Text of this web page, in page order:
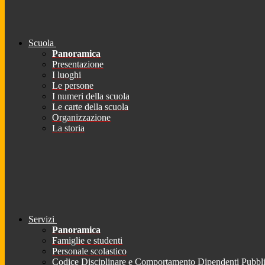
Scuola
Panoramica
Presentazione
I luoghi
Le persone
I numeri della scuola
Le carte della scuola
Organizzazione
La storia
Servizi
Panoramica
Famiglie e studenti
Personale scolastico
Codice Disciplinare e Comportamento Dipendenti